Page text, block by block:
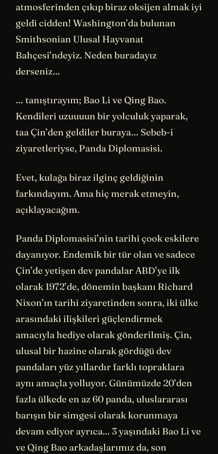
atmosferinden çıkıp biraz oksijen almak iyi
geldi cidden! Washington’da bulunan
Smithsonian Ulusal Hayvanat
Bahçesi’ndeyiz. Neden buradayız
derseniz…
… tanıştırayım; Bao Li ve Qing Bao.
Kendileri uzuuuun bir yolculuk yaparak,
taa Çin’den geldiler buraya… Sebeb-i
ziyaretleriyse, Panda Diplomasisi.
Evet, kulağa biraz ilginç geldiğinin
farkındayım. Ama hiç merak etmeyin,
açıklayacağım.
Panda Diplomasisi’nin tarihi çook eskilere
dayanıyor. Endemik bir tür olan ve sadece
Çin’de yetişen dev pandalar ABD’ye ilk
olarak 1972’de, dönemin başkanı Richard
Nixon’ın tarihi ziyaretinden sonra, iki ülke
arasındaki ilişkileri güçlendirmek
amacıyla hediye olarak gönderilmiş. Çin,
ulusal bir hazine olarak gördüğü dev
pandaları yüz yıllardır farklı topraklara
aynı amaçla yolluyor. Günümüzde 20’den
fazla ülkede en az 60 panda, uluslararası
barışın bir simgesi olarak korunmaya
devam ediyor ayrıca... 3 yaşındaki Bao Li ve
ve Qing Bao arkadaşlarımız da, son